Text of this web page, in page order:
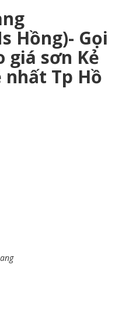
Hồng)- Gọi
giá sơn Kẻ
Tp Hồ